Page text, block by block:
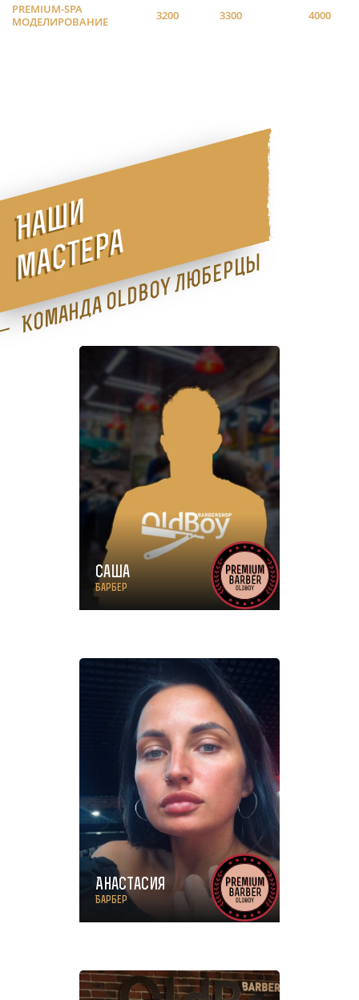
PREMIUM-SPA
МОДЕЛИРОВАНИЕ
3200 3300 4000
Наши
мастера
Команда Oldboy Люберцы
Саша
Барбер
Анастасия
Барбер